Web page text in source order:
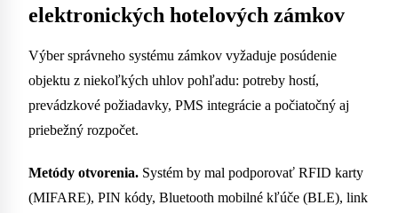
elektronických hotelových zámkov
Výber správneho systému zámkov vyžaduje posúdenie
objektu z niekoľkých uhlov pohľadu: potreby hostí,
prevádzkové požiadavky, PMS integrácie a počiatočný aj
priebežný rozpočet.
Metódy otvorenia. Systém by mal podporovať RFID karty
(MIFARE), PIN kódy, Bluetooth mobilné kľúče (BLE), link